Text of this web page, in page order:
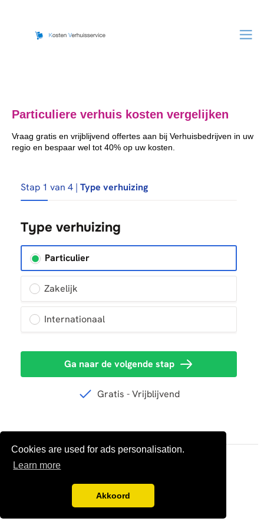
Cookies are used for ads personalisation.
Learn more
Akkoord
Particuliere verhuis kosten vergelijken
Vraag gratis en vrijblijvend offertes aan bij Verhuisbedrijven in uw
regio en bespaar wel tot 40% op uw kosten.